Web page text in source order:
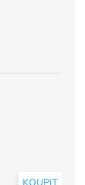
KOUPIT